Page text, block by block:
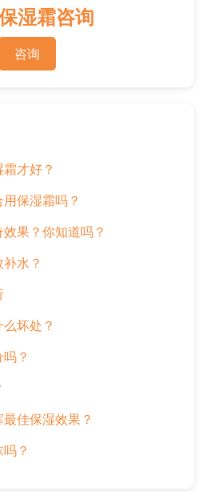
湿霜咨询
咨询
才好？
保湿霜吗？
果？你知道吗？
水？
坏处？
？
佳保湿效果？
？